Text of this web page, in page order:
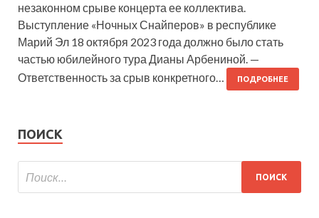
незаконном срыве концерта ее коллектива.
Выступление «Ночных Снайперов» в республике
Марий Эл 18 октября 2023 года должно было стать
частью юбилейного тура Дианы Арбениной. —
Ответственность за срыв конкретного…
ПОДРОБНЕЕ
ПОИСК